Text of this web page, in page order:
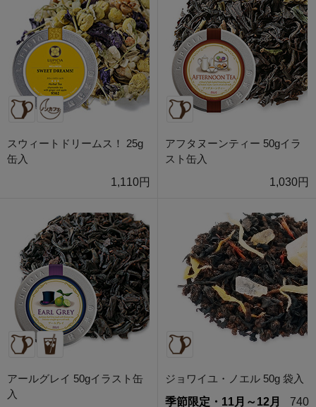
スウィートドリームス！ 25g
缶入
1,110円
アフタヌーンティー 50gイラ
スト缶入
1,030円
アールグレイ 50gイラスト缶
入
ジョワイユ・ノエル 50g 袋入
季節限定・11月～12月
740